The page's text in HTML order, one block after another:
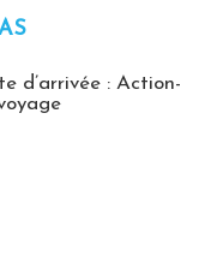
d’arrivée : Action-